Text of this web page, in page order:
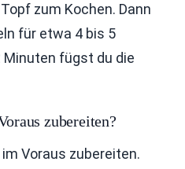
zum Kochen. Dann
für etwa 4 bis 5
fügst du die
zubereiten?
Voraus zubereiten.